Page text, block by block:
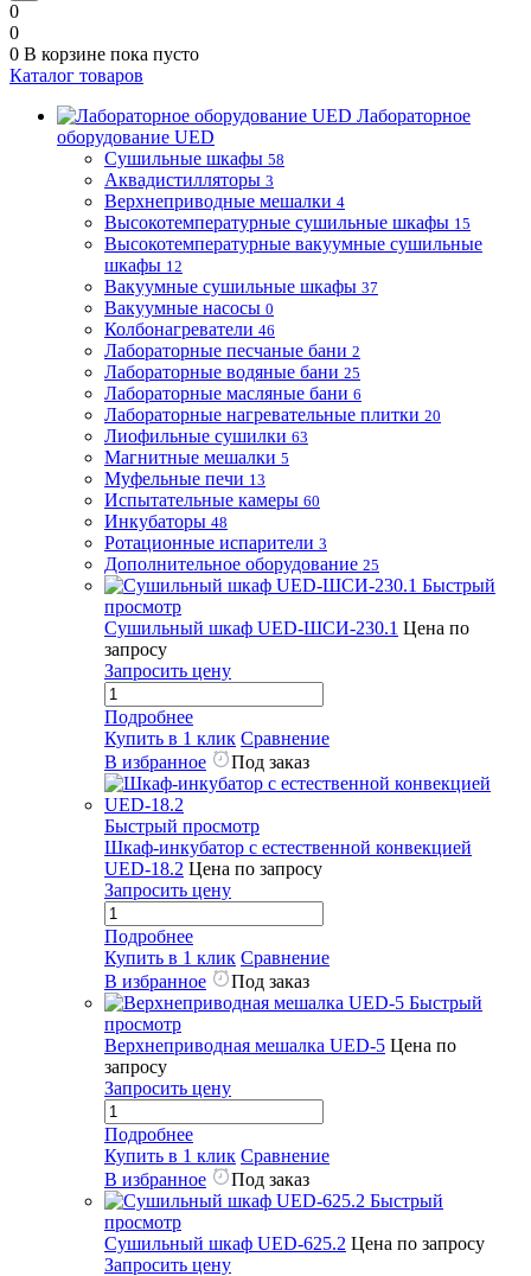
0
0
0 В корзине пока пусто
Каталог товаров
Лабораторное
оборудование UED
Сушильные шкафы 58
Аквадистилляторы 3
Верхнеприводные мешалки 4
Высокотемпературные сушильные шкафы 15
Высокотемпературные вакуумные сушильные
шкафы 12
Вакуумные сушильные шкафы 37
Вакуумные насосы 0
Колбонагреватели 46
Лабораторные песчаные бани 2
Лабораторные водяные бани 25
Лабораторные масляные бани 6
Лабораторные нагревательные плитки 20
Лиофильные сушилки 63
Магнитные мешалки 5
Муфельные печи 13
Испытательные камеры 60
Инкубаторы 48
Ротационные испарители 3
Дополнительное оборудование 25
Быстрый
просмотр
Сушильный шкаф UED-ШСИ-230.1 Цена по
запросу
Запросить цену
Подробнее
Купить в 1 клик Сравнение
В избранное
Под заказ
Быстрый просмотр
Шкаф-инкубатор с естественной конвекцией
UED-18.2 Цена по запросу
Запросить цену
Подробнее
Купить в 1 клик Сравнение
В избранное
Под заказ
Быстрый
просмотр
Верхнеприводная мешалка UED-5 Цена по
запросу
Запросить цену
Подробнее
Купить в 1 клик Сравнение
В избранное
Под заказ
Быстрый
просмотр
Сушильный шкаф UED-625.2 Цена по запросу
Запросить цену